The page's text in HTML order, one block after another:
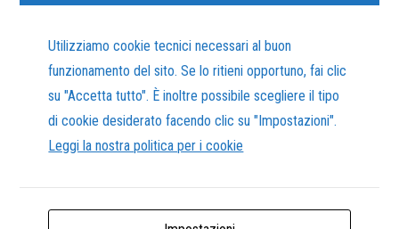
competenze e comprovata esperienza nell’ambito
produttivi (quali siano e chi debba verificare tali
competenze al momento è ignoto).
Per tutti i soggetti è obbligatorio la stipula di una
polizza assicurativa con un massimale adeguato al
bene anche la polizza RCA classica purchè
comprenda anche i rischi peritali della 5.0 ed abbia
Utilizziamo cookie tecnici necessari al buon
funzionamento del sito. Se lo ritieni opportuno, fai clic
su "Accetta tutto". È inoltre possibile scegliere il tipo
di cookie desiderato facendo clic su "Impostazioni".
Leggi la nostra politica per i cookie